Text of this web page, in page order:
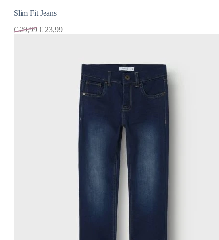
Slim Fit Jeans
€29,99 € 23,99